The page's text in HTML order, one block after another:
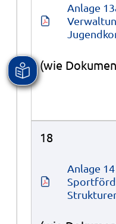
Anlage
(wie
18
Anlage